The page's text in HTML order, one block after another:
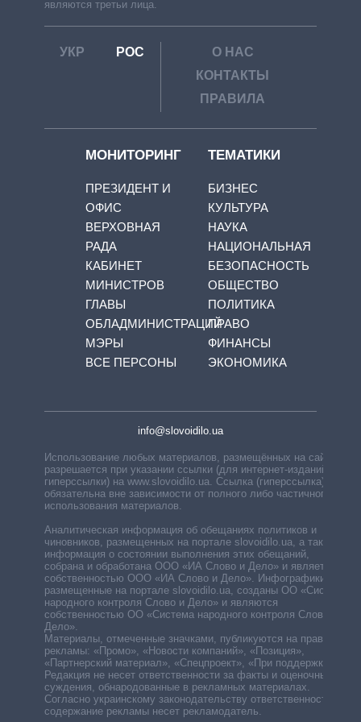
являются третьи лица.
УКР РОС
О НАС
КОНТАКТЫ
ПРАВИЛА
МОНИТОРИНГ
ПРЕЗИДЕНТ И
ОФИС
ВЕРХОВНАЯ
РАДА
КАБИНЕТ
МИНИСТРОВ
ГЛАВЫ
ОБЛАДМИНИСТРАЦИЙ
МЭРЫ
ВСЕ ПЕРСОНЫ
ТЕМАТИКИ
БИЗНЕС
КУЛЬТУРА
НАУКА
НАЦИОНАЛЬНАЯ
БЕЗОПАСНОСТЬ
ОБЩЕСТВО
ПОЛИТИКА
ПРАВО
ФИНАНСЫ
ЭКОНОМИКА
info@slovoidilo.ua
Использование любых материалов, размещённых на сайте,
разрешается при указании ссылки (для интернет-изданий —
гиперссылки) на www.slovoidilo.ua. Ссылка (гиперссылка)
обязательна вне зависимости от полного либо частичного
использования материалов.
Аналитическая информация об обещаниях политиков и
чиновников, размещенных на портале slovoidilo.ua, а также
информация о состоянии выполнения этих обещаний,
собрана и обработана ООО «ИА Слово и Дело» и является
собственностью ООО «ИА Слово и Дело». Инфографики,
размещенные на портале slovoidilo.ua, созданы ОО «Система
народного контроля Слово и Дело» и являются
собственностью ОО «Система народного контроля Слово и
Дело».
Материалы, отмеченные значками, публикуются на правах
рекламы: «Промо», «Новости компаний», «Позиция»,
«Партнерский материал», «Спецпроект», «При поддержке».
Редакция не несет ответственности за факты и оценочные
суждения, обнародованные в рекламных материалах.
Согласно украинскому законодательству ответственность за
содержание рекламы несет рекламодатель.